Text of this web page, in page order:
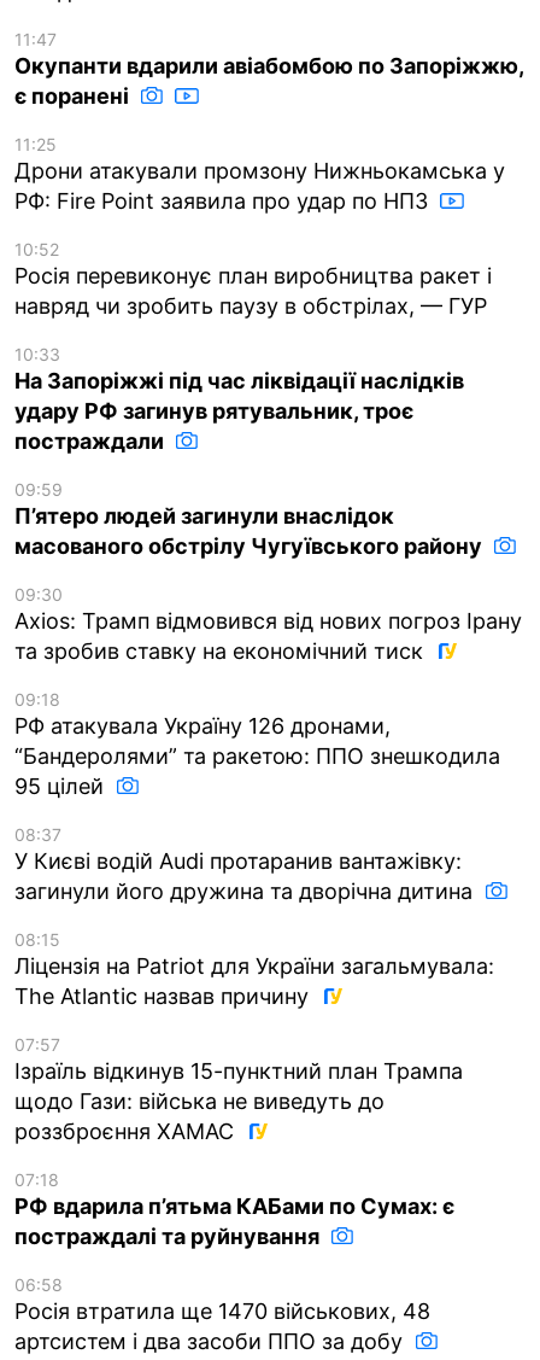
11:47
Окупанти вдарили авіабомбою по Запоріжжю,
є поранені
11:25
Дрони атакували промзону Нижньокамська у
РФ: Fire Point заявила про удар по НПЗ
10:52
Росія перевиконує план виробництва ракет і
навряд чи зробить паузу в обстрілах, — ГУР
10:33
На Запоріжжі під час ліквідації наслідків
удару РФ загинув рятувальник, троє
постраждали
09:59
П’ятеро людей загинули внаслідок
масованого обстрілу Чугуївського району
09:30
Axios: Трамп відмовився від нових погроз Ірану
та зробив ставку на економічний тиск
09:18
РФ атакувала Україну 126 дронами,
“Бандеролями” та ракетою: ППО знешкодила
95 цілей
08:37
У Києві водій Audi протаранив вантажівку:
загинули його дружина та дворічна дитина
08:15
Ліцензія на Patriot для України загальмувала:
The Atlantic назвав причину
07:57
Ізраїль відкинув 15-пунктний план Трампа
щодо Гази: війська не виведуть до
роззброєння ХАМАС
07:18
РФ вдарила п’ятьма КАБами по Сумах: є
постраждалі та руйнування
06:58
Росія втратила ще 1470 військових, 48
артсистем і два засоби ППО за добу